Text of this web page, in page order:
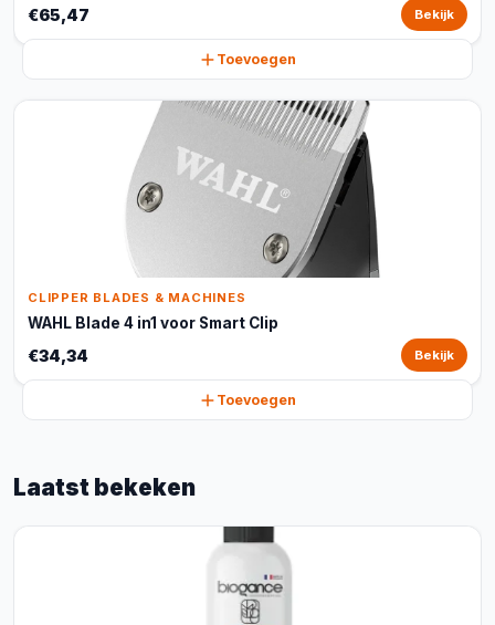
€65,47 Bekijk
Toevoegen
CLIPPER BLADES & MACHINES
WAHL Blade 4 in1 voor Smart Clip
€34,34 Bekijk
Toevoegen
Laatst bekeken